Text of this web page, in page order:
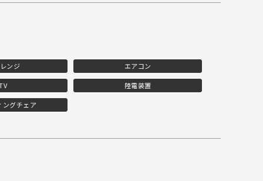
ンジ エアコン
陸電装置
ングチェア